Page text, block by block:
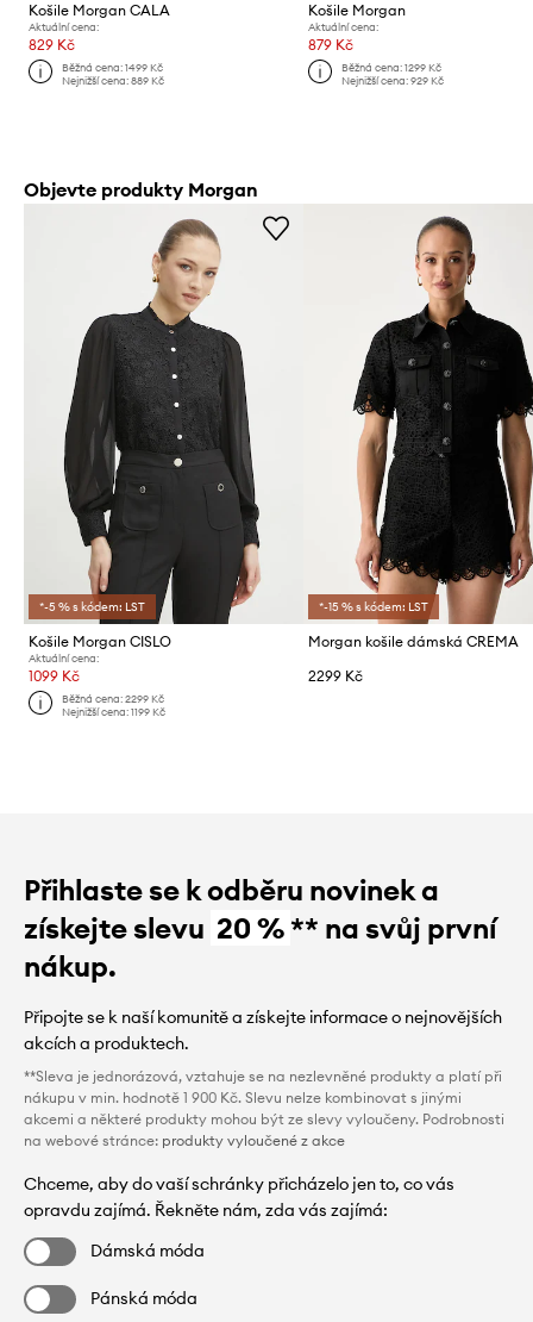
Košile Morgan CALA
Aktuální cena:
829 Kč
Běžná cena:1499 Kč
Nejnižší cena:889 Kč
Košile Morgan
Aktuální cena:
879 Kč
Běžná cena: 1299 Kč
Nejnižší cena: 929 Kč
Objevte produkty Morgan
*-5 % s kódem: LST
Košile Morgan CISLO
Aktuální cena:
1099 Kč
Běžná cena:2299 Kč
Nejnižší cena:1199 Kč
*-15 % s kódem: LST
Morgan košile dámská CREMA
2299 Kč
Přihlaste se k odběru novinek a
získejte slevu 20 %** na svůj první
nákup.
Připojte se k naší komunitě a získejte informace o nejnovějších
akcích a produktech.
**Sleva je jednorázová, vztahuje se na nezlevněné produkty a platí při
nákupu v min. hodnotě 1 900 Kč. Slevu nelze kombinovat s jinými
akcemi a některé produkty mohou být ze slevy vyloučeny. Podrobnosti
na webové stránce: produkty vyloučené z akce
Chceme, aby do vaší schránky přicházelo jen to, co vás
opravdu zajímá. Řekněte nám, zda vás zajímá:
Dámská móda
Pánská móda